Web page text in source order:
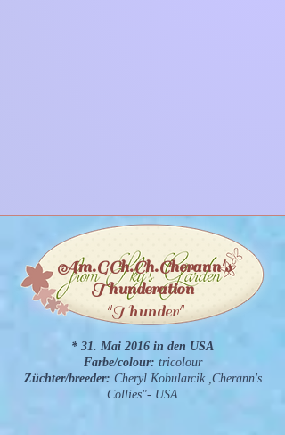
Am.GCh.Ch.Cherann's
Thunderation
"Thunder"
* 31. Mai 2016 in den USA
Farbe/colour: tricolour
Züchter/breeder: Cheryl Kobularcik ,Cherann's
Collies"- USA